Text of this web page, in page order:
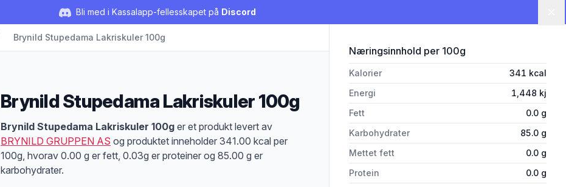
Bli med i Kassalapp-fellesskapet på Discord
Brynild Stupedama Lakriskuler 100g
Brynild Stupedama Lakriskuler 100g
Produktbeskrivelse
Brynild Stupedama Lakriskuler 100g er et produkt levert av
BRYNILD GRUPPEN AS og produktet inneholder 341.00 kcal per
100g, hvorav 0.00 g er fett, 0.03g er proteiner og 85.00 g er
karbohydrater.
Næringsinnhold for 'Brynild Stupedama
per 100g
Kalorier 341 kcal
Energi
1,448 kj
Fett
0.0 g
Karbohydrater
85.0 g
Mettet fett
0.0 g
Protein
0.0 g